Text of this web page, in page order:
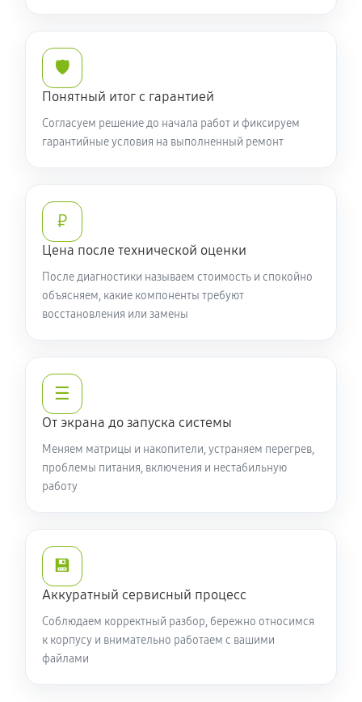
🛡️
Понятный итог с гарантией
Согласуем решение до начала работ и фиксируем
гарантийные условия на выполненный ремонт
₽
Цена после технической оценки
После диагностики называем стоимость и спокойно
объясняем, какие компоненты требуют
восстановления или замены
☰
От экрана до запуска системы
Меняем матрицы и накопители, устраняем перегрев,
проблемы питания, включения и нестабильную
работу
💾
Аккуратный сервисный процесс
Соблюдаем корректный разбор, бережно относимся
к корпусу и внимательно работаем с вашими
файлами